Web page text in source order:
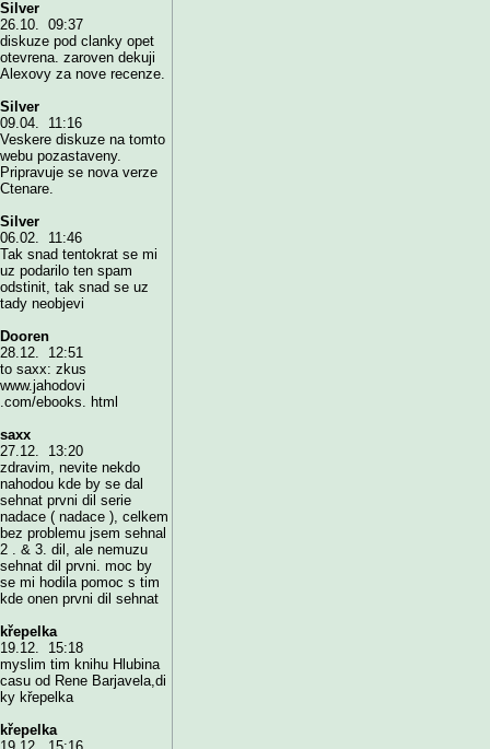
Silver
26.10. 09:37
diskuze pod clanky opet
otevrena. zaroven dekuji
Alexovy za nove recenze.
Silver
09.04. 11:16
Veskere diskuze na tomto
webu pozastaveny.
Pripravuje se nova verze
Ctenare.
Silver
06.02. 11:46
Tak snad tentokrat se mi
uz podarilo ten spam
odstinit, tak snad se uz
tady neobjevi
Dooren
28.12. 12:51
to saxx: zkus
www.jahodovi
.com/ebooks. html
saxx
27.12. 13:20
zdravim, nevite nekdo
nahodou kde by se dal
sehnat prvni dil serie
nadace ( nadace ), celkem
bez problemu jsem sehnal
2 . & 3. dil, ale nemuzu
sehnat dil prvni. moc by
se mi hodila pomoc s tim
kde onen prvni dil sehnat
křepelka
19.12. 15:18
myslim tim knihu Hlubina
casu od Rene Barjavela,di
ky křepelka
křepelka